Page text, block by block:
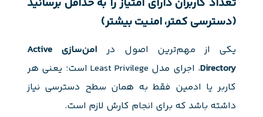
(دسترسی کمتر، امنیت بیشتر)
یکی از مهم‌ترین اصول در
امن‌سازی Active
Directory
، اجرای مدل Least Privilege است؛ یعنی هر
کاربر یا ادمین فقط به همان سطح دسترسی نیاز
داشته باشد که برای انجام کارش لازم است.